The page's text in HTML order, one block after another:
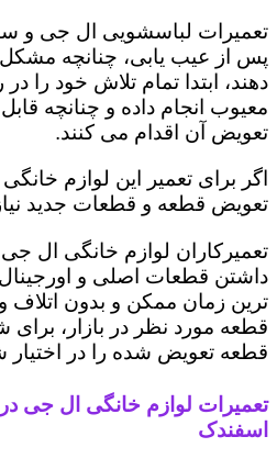
تعمیرات لباسشویی ال جی و
پس از عیب یابی، چنانچه
دهند، ابتدا تمام تلاش خود را
معیوب انجام داده و چنانچه
تعویض آن اقدام می کنند.
اگر برای تعمیر این لوازم
تعویض قطعه و قطعات جدید
تعمیرکاران لوازم خانگی ال جی
داشتن قطعات اصلی و
ترین زمان ممکن و بدون اتلاف
قطعه مورد نظر در بازار، برای
قطعه تعویض شده را در اختیار
تعمیرات لوازم خانگی ال جی
اسفندک